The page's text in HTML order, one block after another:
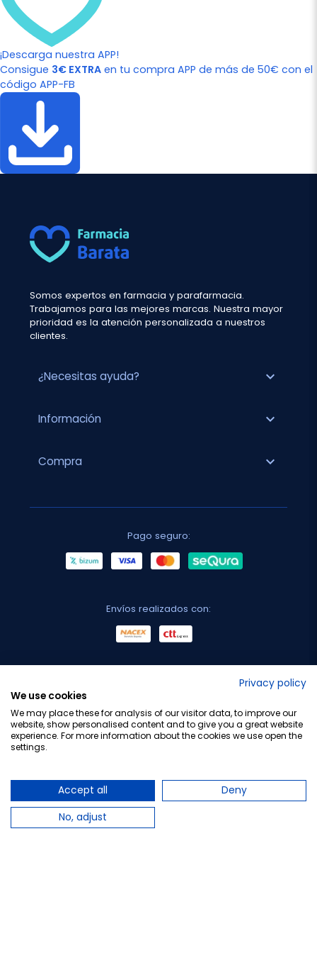
¡Descarga nuestra APP!
Consigue 3€ EXTRA en tu compra APP de más de 50€ con el
código APP-FB
Somos expertos en farmacia y parafarmacia.
Trabajamos para las mejores marcas. Nuestra mayor
prioridad es la atención personalizada a nuestros
clientes.
¿Necesitas ayuda? expand_more
Información expand_more
Compra expand_more
Pago seguro:
Envíos realizados con:
Privacy policy
We use cookies
We may place these for analysis of our visitor data, to improve our
website, show personalised content and to give you a great website
experience. For more information about the cookies we use open the
settings.
Accept all
Deny
No, adjust